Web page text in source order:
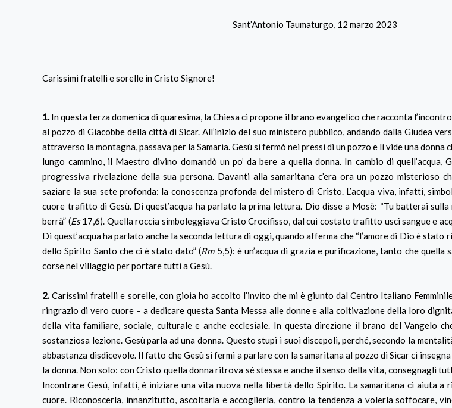
Sant’Antonio Taumaturgo, 12 marzo 2023
Carissimi fratelli e sorelle in Cristo Signore!
1.In questa terza domenica di quaresima, la Chiesa ci propone il brano evangelico che racconta
al pozzo di Giacobbe della città di Sicar. All’inizio del suo ministero pubblico, andando dalla Giudea
attraverso la montagna, passava per la Samaria. Gesù si fermò nei pressi di un pozzo e lì vide una
lungo cammino, il Maestro divino domandò un po’ da bere a quella donna. In cambio di quell’acqua,
progressiva rivelazione della sua persona. Davanti alla samaritana c’era ora un pozzo misterioso
saziare la sua sete profonda: la conoscenza profonda del mistero di Cristo. L’acqua viva, infatti,
cuore trafitto di Gesù. Di quest’acqua ha parlato la prima lettura. Dio disse a Mosè: “Tu batterai
berrà” (Es17,6). Quella roccia simboleggiava Cristo Crocifisso, dal cui costato trafitto uscì sangue e
Di quest’acqua ha parlato anche la seconda lettura di oggi, quando afferma che “l’amore di Dio è
dello Spirito Santo che ci è stato dato” (Rm5,5): è un’acqua di grazia e purificazione, tanto che quella
corse nel villaggio per portare tutti a Gesù.
2.Carissimi fratelli e sorelle, con gioia ho accolto l’invito che mi è giunto dal Centro Italiano
ringrazio di vero cuore – a dedicare questa Santa Messa alle donne e alla coltivazione della loro
della vita familiare, sociale, culturale e anche ecclesiale. In questa direzione il brano del Vangelo
sostanziosa lezione. Gesù parla ad una donna. Questo stupì i suoi discepoli, perché, secondo la
abbastanza disdicevole. Il fatto che Gesù si fermi a parlare con la samaritana al pozzo di Sicar ci
la donna. Non solo: con Cristo quella donna ritrova sé stessa e anche il senso della vita, consegnagli
Incontrare Gesù, infatti, è iniziare una vita nuova nella libertà dello Spirito. La samaritana ci aiuta a
cuore. Riconoscerla, innanzitutto, ascoltarla e accoglierla, contro la tendenza a volerla soffocare,